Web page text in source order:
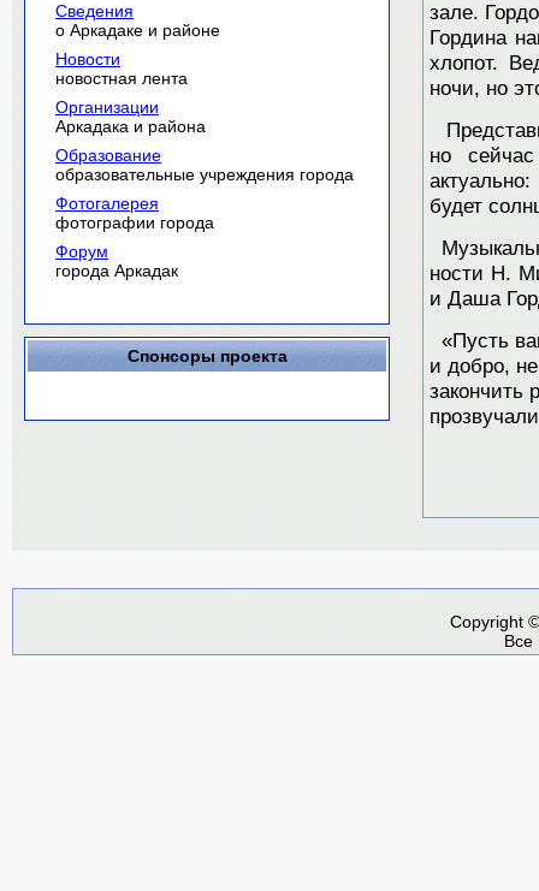
Сведения
о Аркадаке и районе
Новости
новостная лента
Организации
Аркадака и района
Образование
образовательные учреждения города
Фотогалерея
фотографии города
Форум
города Аркадак
Спонсоры проекта
зале.
Гордина
хлопот.
ночи, но
но
будет
ности Н.
и Даша
«Пусть
и добро,
закончить
Copyright
Все